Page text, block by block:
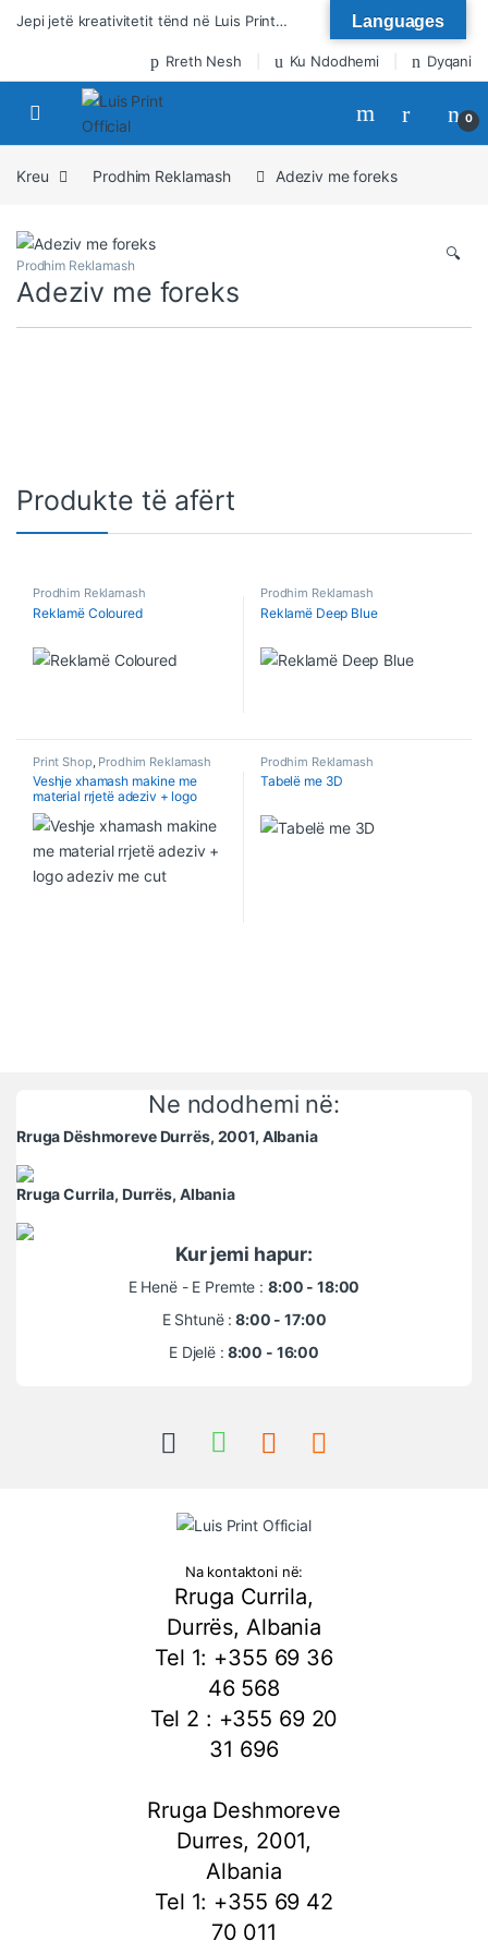
Kalo te lundrimi
Kalo tek përmbajtja
Jepi jetë kreativitetit tënd në Luis Print…
Rreth Nesh Ku Ndodhemi Dyqani
0
Kreu Prodhim Reklamash Adeziv me foreks
🔍
Prodhim Reklamash
Adeziv me foreks
Produkte të afërt
Prodhim Reklamash
Reklamë Coloured
Prodhim Reklamash
Reklamë Deep Blue
Print Shop Prodhim Reklamash
Veshje xhamash makine me
material rrjetë adeziv + logo
adeziv me cut
Prodhim Reklamash
Tabelë me 3D
Ne ndodhemi në:
Rruga Dëshmoreve Durrës, 2001, Albania
Rruga Currila, Durrës, Albania
Kur jemi hapur:
E Henë - E Premte : 8:00 - 18:00
E Shtunë : 8:00 - 17:00
E Djelë : 8:00 - 16:00
Na kontaktoni në:
Rruga Currila,
Durrës, Albania
Tel 1: +355 69 36
46 568
Tel 2 : +355 69 20
31 696
Rruga Deshmoreve
Durres, 2001,
Albania
Tel 1: +355 69 42
70 011
Languages